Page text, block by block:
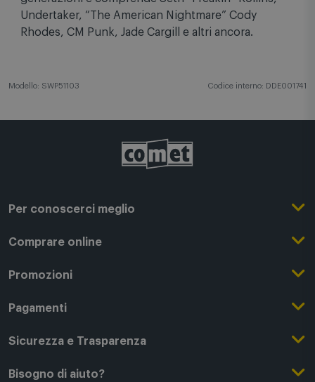
Undertaker, “The American Nightmare” Cody
Rhodes, CM Punk, Jade Cargill e altri ancora.
Modello: SWP51103 Codice interno: DDE001741
Per conoscerci meglio
Il Gruppo Comet
Punti di forza
Comprare online
Registrati su Comet
Acquista Online
Promozioni
Outlet
Black Friday
Pagamenti
Modalità di pagamento
Finanziamenti online
Sicurezza e Trasparenza
Condizioni generali di vendita
Bisogno di aiuto?